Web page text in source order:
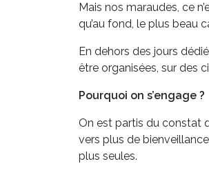
Mais nos maraudes, ce
qu’au fond, le plus beau
En dehors des jours
être organisées, sur des
Pourquoi on s’engage ?
On est partis du constat
vers plus de
plus seules.